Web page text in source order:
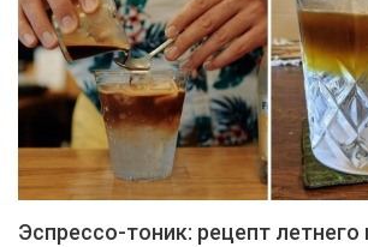
Эспрессо-тоник: рецепт летнего